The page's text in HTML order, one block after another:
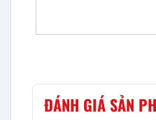
ĐÁNH GIÁ SẢN